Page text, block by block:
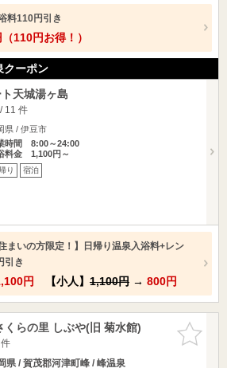
料110円引き
110円お得！）
クーポン
天城湯ヶ島
11 件
県 / 伊豆市
時間 8:00～24:00
料金 1,100円～
り 宿泊
まいの方限定！】日帰り温泉入浴料+レン
引き
円 【小人】 1,100円 → 800円
お気に入
りに追加
くらの里 しぶや(旧 菊水館)
県 / 賀茂郡河津町峰 / 峰温泉